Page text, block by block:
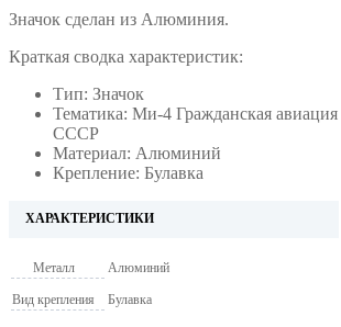
Значок сделан из Алюминия.
Краткая сводка характеристик:
Тип: Значок
Тематика: Ми-4 Гражданская авиация
СССР
Материал: Алюминий
Крепление: Булавка
ХАРАКТЕРИСТИКИ
Металл Алюминий
Вид крепления Булавка